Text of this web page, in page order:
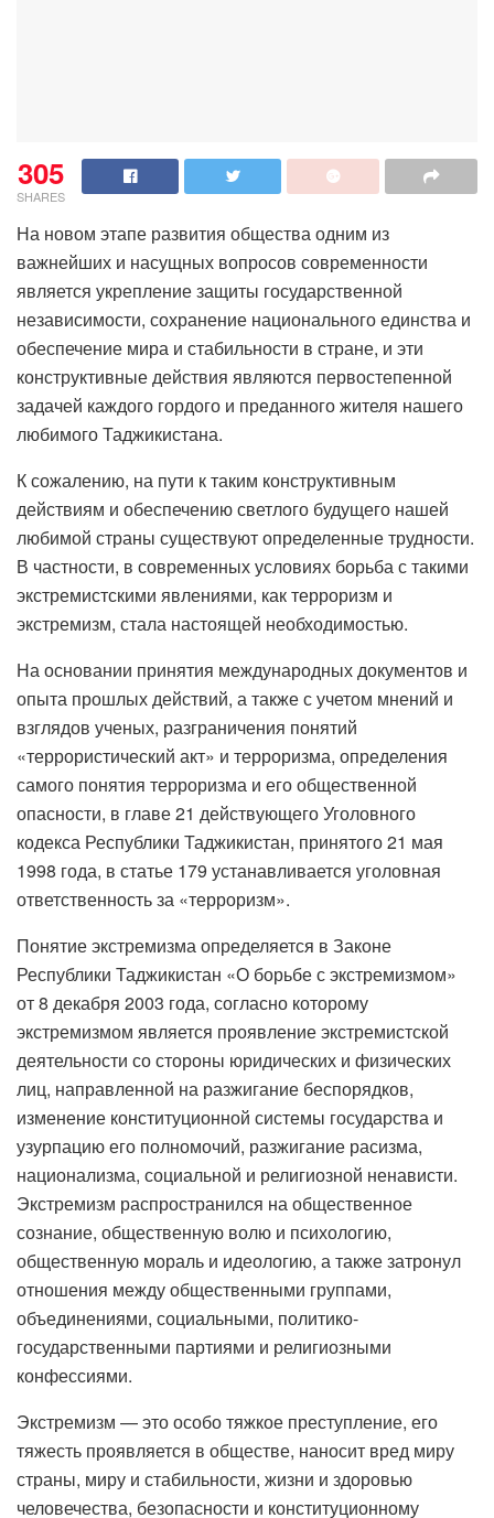
305
SHARES
На новом этапе развития общества одним из
важнейших и насущных вопросов современности
является укрепление защиты государственной
независимости, сохранение национального единства и
обеспечение мира и стабильности в стране, и эти
конструктивные действия являются первостепенной
задачей каждого гордого и преданного жителя нашего
любимого Таджикистана.
К сожалению, на пути к таким конструктивным
действиям и обеспечению светлого будущего нашей
любимой страны существуют определенные трудности.
В частности, в современных условиях борьба с такими
экстремистскими явлениями, как терроризм и
экстремизм, стала настоящей необходимостью.
На основании принятия международных документов и
опыта прошлых действий, а также с учетом мнений и
взглядов ученых, разграничения понятий
«террористический акт» и терроризма, определения
самого понятия терроризма и его общественной
опасности, в главе 21 действующего Уголовного
кодекса Республики Таджикистан, принятого 21 мая
1998 года, в статье 179 устанавливается уголовная
ответственность за «терроризм».
Понятие экстремизма определяется в Законе
Республики Таджикистан «О борьбе с экстремизмом»
от 8 декабря 2003 года, согласно которому
экстремизмом является проявление экстремистской
деятельности со стороны юридических и физических
лиц, направленной на разжигание беспорядков,
изменение конституционной системы государства и
узурпацию его полномочий, разжигание расизма,
национализма, социальной и религиозной ненависти.
Экстремизм распространился на общественное
сознание, общественную волю и психологию,
общественную мораль и идеологию, а также затронул
отношения между общественными группами,
объединениями, социальными, политико-
государственными партиями и религиозными
конфессиями.
Экстремизм — это особо тяжкое преступление, его
тяжесть проявляется в обществе, наносит вред миру
страны, миру и стабильности, жизни и здоровью
человечества, безопасности и конституционному